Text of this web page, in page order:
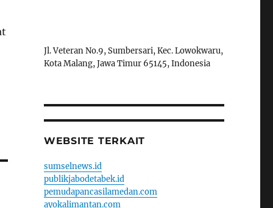
Jl. Veteran No.9, Sumbersari, Kec. Lowokwaru,
Kota Malang, Jawa Timur 65145, Indonesia
WEBSITE TERKAIT
sumselnews.id
publikjabodetabek.id
pemudapancasilamedan.com
ayokalimantan.com